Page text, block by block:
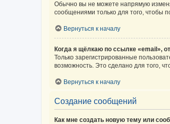
Обычно вы не можете напрямую
сообщениями только для того, чтобы
Вернуться к началу
Когда я щёлкаю по ссылке «email»,
Только зарегистрированные
возможность. Это сделано для того,
Вернуться к началу
Создание сообщений
Как мне создать новую тему или